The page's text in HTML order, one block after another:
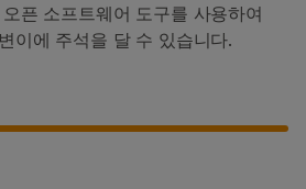
픈 소프트웨어 도구를 사용하여
이에 주석을 달 수 있습니다.